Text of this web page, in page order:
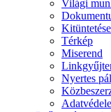
Világi
Térkép
Miserend
Nyertes